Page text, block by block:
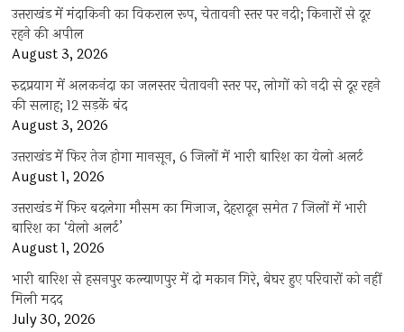
उत्तराखंड में मंदाकिनी का विकराल रूप, चेतावनी स्तर पर नदी; किनारों से दूर
रहने की अपील
August 3, 2026
रुद्रप्रयाग में अलकनंदा का जलस्तर चेतावनी स्तर पर, लोगों को नदी से दूर रहने
की सलाह; 12 सड़कें बंद
August 3, 2026
उत्तराखंड में फिर तेज होगा मानसून, 6 जिलों में भारी बारिश का येलो अलर्ट
August 1, 2026
उत्तराखंड में फिर बदलेगा मौसम का मिजाज, देहरादून समेत 7 जिलों में भारी
बारिश का ‘येलो अलर्ट’
August 1, 2026
भारी बारिश से हसनपुर कल्याणपुर में दो मकान गिरे, बेघर हुए परिवारों को नहीं
मिली मदद
July 30, 2026